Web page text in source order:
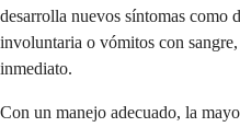
desarrolla nuevos síntomas como
involuntaria o vómitos con
inmediato.
Con un manejo adecuado, la